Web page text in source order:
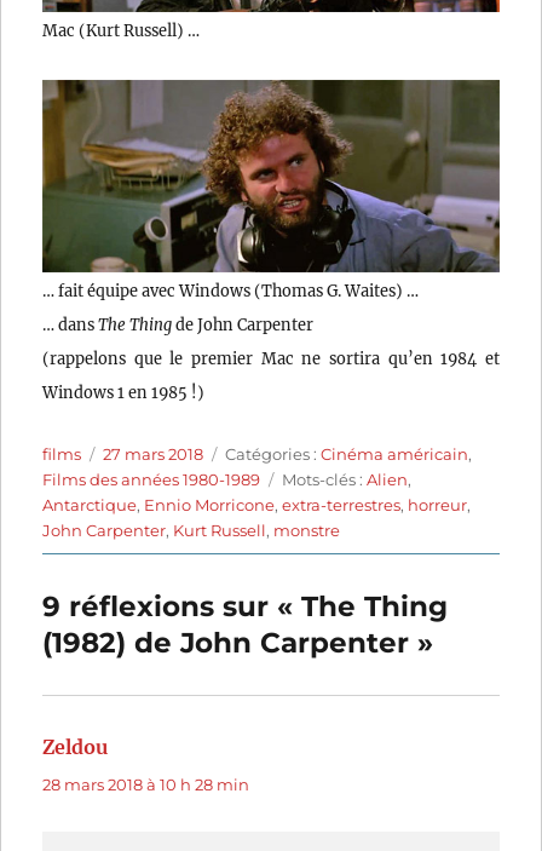
Mac (Kurt Russell) …
… fait équipe avec Windows (Thomas G. Waites) …
… dansThe Thingde John Carpenter
(rappelons que le premier Mac ne sortira qu’en 1984 et
Windows 1 en 1985 !)
Auteur
films
Publié
le
27 mars 2018 Catégories
Catégories :Cinéma américain,
Films des années 1980-1989
Étiquettes
Mots-clés :Alien,
Antarctique, Ennio Morricone,extra-terrestres, horreur,
John Carpenter, Kurt Russell, monstre
9 réflexions sur « The Thing
(1982) de John Carpenter »
Zeldou
28 mars 2018 à 10 h 28 min